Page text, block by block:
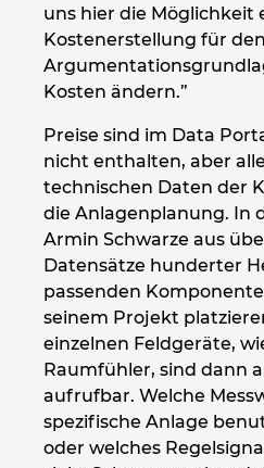
uns hier die Möglichkeit
Kostenerstellung für
Kosten ändern.”
Preise sind im Data
nicht enthalten, aber
technischen Daten der
die Anlagenplanung. In
Armin Schwarze aus
Datensätze hunderter
passenden
seinem Projekt
einzelnen Feldgeräte,
Raumfühler, sind dann
aufrufbar. Welche
spezifische Anlage
oder welches